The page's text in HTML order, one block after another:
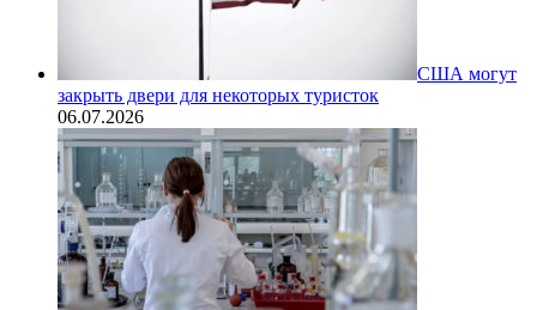
США могут
закрыть двери для некоторых туристок
06.07.2026